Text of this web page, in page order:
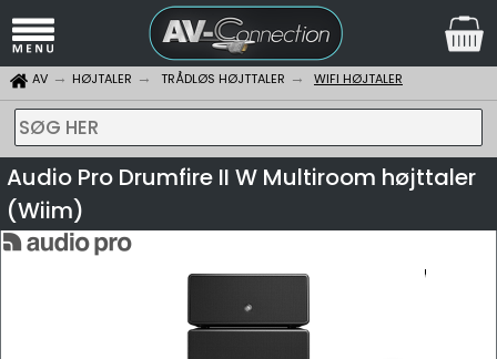
AV HØJTALER TRÅDLØS HØJTTALER WIFI HØJTALER
SØG HER
Audio Pro Drumfire II W Multiroom højttaler
(Wiim)